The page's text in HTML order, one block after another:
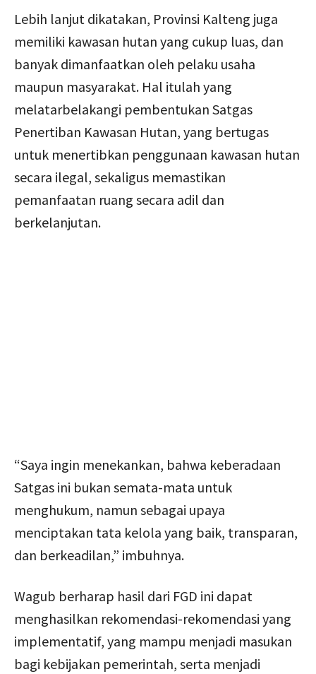
Lebih lanjut dikatakan, Provinsi Kalteng juga
memiliki kawasan hutan yang cukup luas, dan
banyak dimanfaatkan oleh pelaku usaha
maupun masyarakat. Hal itulah yang
melatarbelakangi pembentukan Satgas
Penertiban Kawasan Hutan, yang bertugas
untuk menertibkan penggunaan kawasan hutan
secara ilegal, sekaligus memastikan
pemanfaatan ruang secara adil dan
berkelanjutan.
“Saya ingin menekankan, bahwa keberadaan
Satgas ini bukan semata-mata untuk
menghukum, namun sebagai upaya
menciptakan tata kelola yang baik, transparan,
dan berkeadilan,” imbuhnya.
Wagub berharap hasil dari FGD ini dapat
menghasilkan rekomendasi-rekomendasi yang
implementatif, yang mampu menjadi masukan
bagi kebijakan pemerintah, serta menjadi